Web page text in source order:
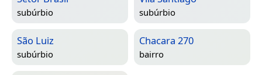
subúrbio subúrbio
São Luiz
subúrbio
Chacara 270
bairro